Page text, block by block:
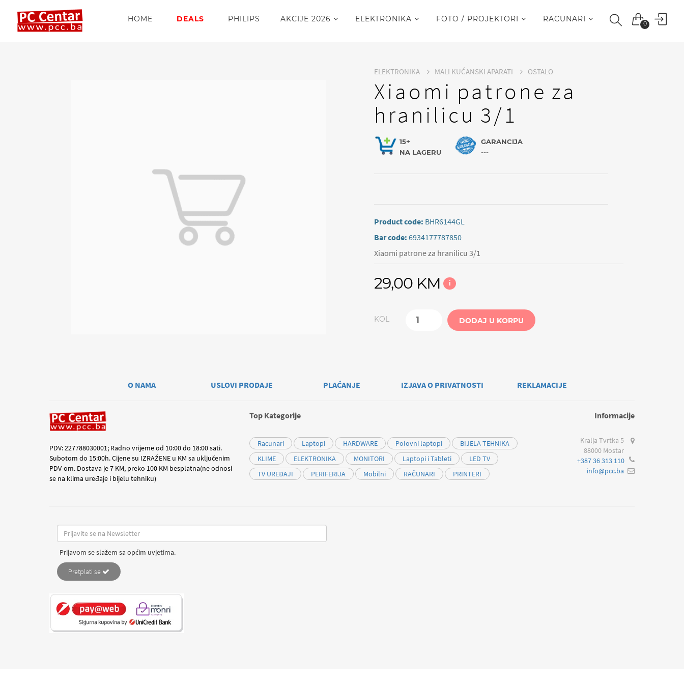
0
HOME DEALS PHILIPS AKCIJE 2026 ELEKTRONIKA FOTO / PROJEKTORI RACUNARI
ELEKTRONIKA MALI KUĆANSKI APARATI OSTALO
Xiaomi patrone za
hranilicu 3/1
15+
NA LAGERU
GARANCIJA
---
Product code: BHR6144GL
Bar code:6934177787850
Xiaomi patrone za hranilicu 3/1
29,00 KM i
KOL DODAJ U KORPU
O NAMA USLOVI PRODAJE PLAĆANJE IZJAVA O PRIVATNOSTI REKLAMACIJE
PDV: 227788030001; Radno vrijeme od 10:00 do 18:00 sati.
Subotom do 15:00h. Cijene su IZRAŽENE u KM sa uključenim
PDV-om. Dostava je 7 KM, preko 100 KM besplatna(ne odnosi
se na klima uređaje i bijelu tehniku)
Top Kategorije
Racunari Laptopi HARDWARE Polovni laptopi
BIJELA TEHNIKA
KLIME
ELEKTRONIKA MONITORI Laptopi i Tableti
LED TV
TV UREĐAJI
PERIFERIJA Mobilni RAČUNARI PRINTERI
Informacije
Kralja Tvrtka 5
88000 Mostar
+387 36 313 110
info@pcc.ba
Prijavom se slažem sa općim uvjetima.
Pretplati se